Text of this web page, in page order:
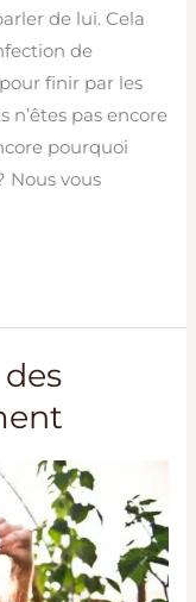
de lui. Cela
de
finir par les
n’êtes pas encore
pourquoi
Nous vous